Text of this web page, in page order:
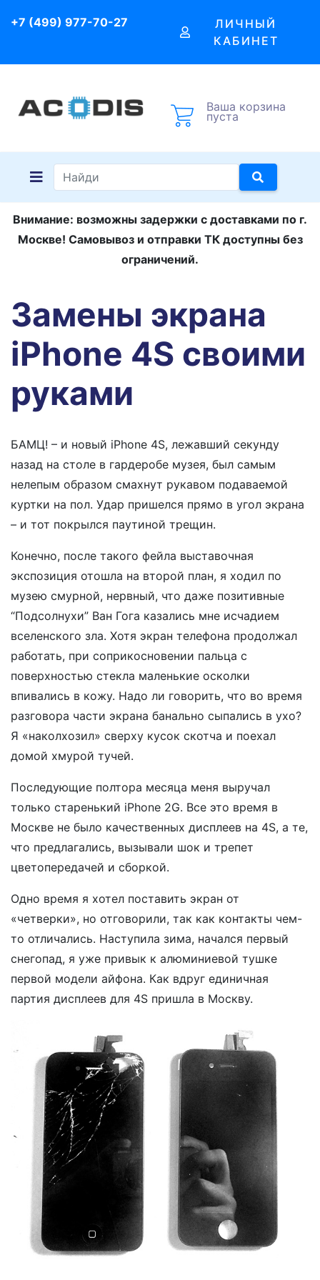
+7 (499) 977-70-27
ЛИЧНЫЙ
КАБИНЕТ
Ваша корзина
пуста
Внимание: возможны задержки с доставками по г.
Москве! Самовывоз и отправки ТК доступны без
ограничений.
Замены экрана
iPhone 4S своими
руками
БАМЦ! – и новый iPhone 4S, лежавший секунду
назад на столе в гардеробе музея, был самым
нелепым образом смахнут рукавом подаваемой
куртки на пол. Удар пришелся прямо в угол экрана
– и тот покрылся паутиной трещин.
Конечно, после такого фейла выставочная
экспозиция отошла на второй план, я ходил по
музею смурной, нервный, что даже позитивные
“Подсолнухи” Ван Гога казались мне исчадием
вселенского зла. Хотя экран телефона продолжал
работать, при соприкосновении пальца с
поверхностью стекла маленькие осколки
впивались в кожу. Надо ли говорить, что во время
разговора части экрана банально сыпались в ухо?
Я «наколхозил» сверху кусок скотча и поехал
домой хмурой тучей.
Последующие полтора месяца меня выручал
только старенький iPhone 2G. Все это время в
Москве не было качественных дисплеев на 4S, а те,
что предлагались, вызывали шок и трепет
цветопередачей и сборкой.
Одно время я хотел поставить экран от
«четверки», но отговорили, так как контакты чем-
то отличались. Наступила зима, начался первый
снегопад, я уже привык к алюминиевой тушке
первой модели айфона. Как вдруг единичная
партия дисплеев для 4S пришла в Москву.